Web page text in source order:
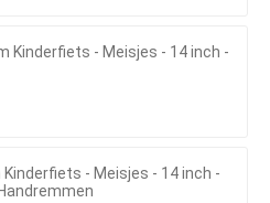
Kinderfiets - Meisjes - 14 inch -
Kinderfiets - Meisjes - 14 inch -